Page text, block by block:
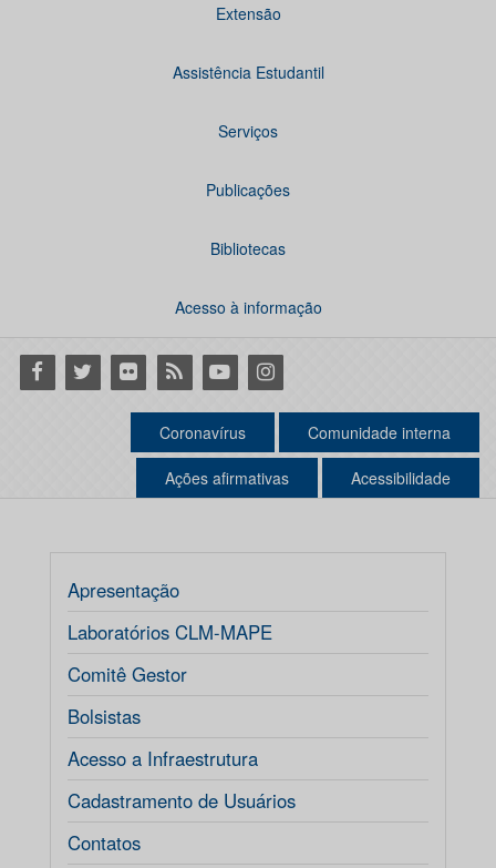
Extensão
Assistência Estudantil
Serviços
Publicações
Bibliotecas
Acesso à informação
Facebook
Twitter Flickr RSS YoutubeInstagram
Coronavírus Comunidade interna
Ações afirmativas Acessibilidade
Apresentação
Laboratórios CLM-MAPE
Comitê Gestor
Bolsistas
Acesso a Infraestrutura
Cadastramento de Usuários
Contatos